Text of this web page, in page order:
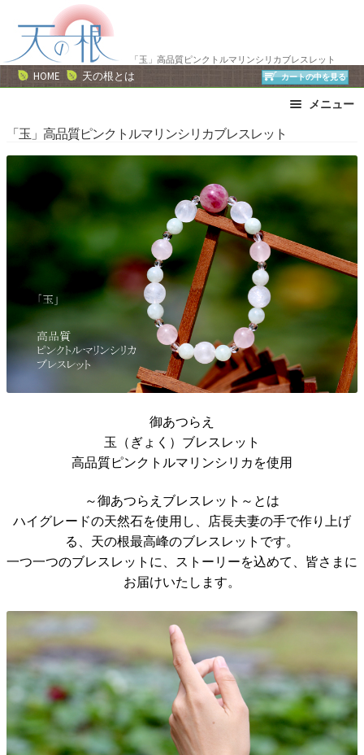
ー
シ
へ
ン
ツ
キ
「玉」高品質ピンクトルマリンシリカブレスレット
HOME 天の根とは カートの中を見る
メニュー
ブレスレット
ストラップ
ネックレス
ピアス・イヤリング
リング
運勢で選ぶ
誕生石で選ぶ
色で選ぶ
星座石で選ぶ
石の名前で選ぶ
パワーストーン一覧
「玉」高品質ピンクトルマリンシリカブレスレット
御あつらえ
玉（ぎょく）ブレスレット
高品質ピンクトルマリンシリカを使用
～御あつらえブレスレット～とは
ハイグレードの天然石を使用し、店長夫妻の手で作り上げ
る、天の根最高峰のブレスレットです。
一つ一つのブレスレットに、ストーリーを込めて、皆さまに
お届けいたします。